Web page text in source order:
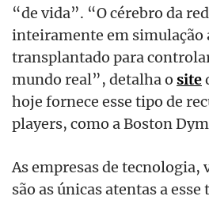
“de vida”. “O cérebro da
inteiramente em simulação
transplantado para
mundo real”, detalha o site
hoje fornece esse tipo de
players, como a Boston
As empresas de tecnologia,
são as únicas atentas a